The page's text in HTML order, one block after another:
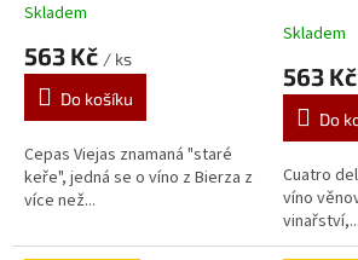
Průměrné
produktu
5,0
5
hvězdiček.
Skladem
563 Kč / ks
Do košíku
Cepas Viejas znamaná "staré
keře", jedná se o víno z Bierza z
více než...
Skladem
563 Kč
Do
Cuatro
víno
vinařství,...